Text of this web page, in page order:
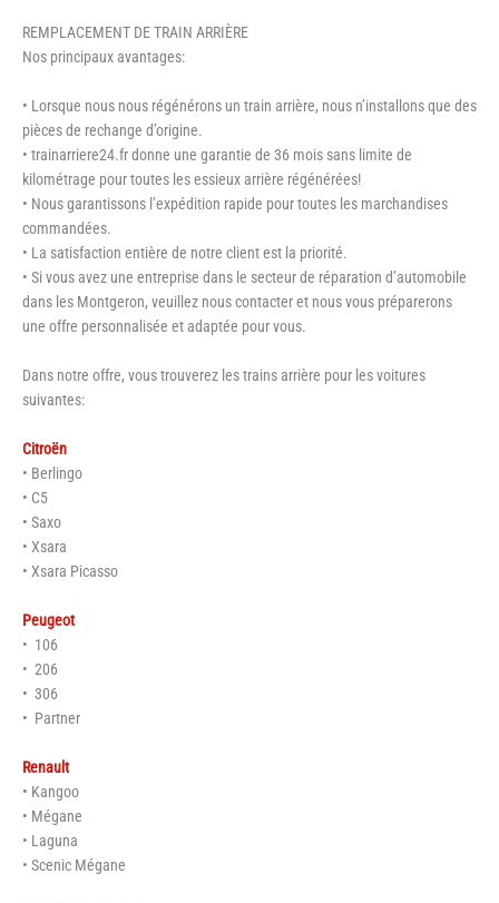
REMPLACEMENT DE TRAIN ARRIÈRE
Nos principaux avantages:
• Lorsque nous nous régénérons un train arrière, nous n’installons que des
pièces de rechange d’origine.
• trainarriere24.fr donne une garantie de 36 mois sans limite de
kilométrage pour toutes les essieux arrière régénérées!
• Nous garantissons l’expédition rapide pour toutes les marchandises
commandées.
• La satisfaction entière de notre client est la priorité.
• Si vous avez une entreprise dans le secteur de réparation d’automobile
dans les Montgeron, veuillez nous contacter et nous vous préparerons
une offre personnalisée et adaptée pour vous.
Dans notre offre, vous trouverez les trains arrière pour les voitures
suivantes:
Citroën
• Berlingo
• C5
• Saxo
• Xsara
• Xsara Picasso
Peugeot
• 106
• 206
• 306
• Partner
Renault
• Kangoo
• Mégane
• Laguna
• Scenic Mégane